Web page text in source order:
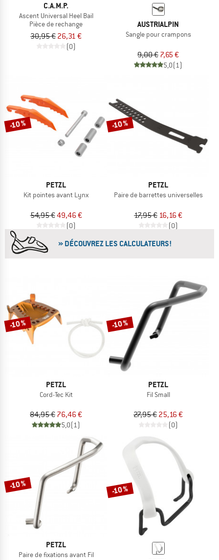
C.A.M.P.
Ascent Universal Heel Bail
Pièce de rechange
30,95 € 26,31 €
(0)
AUSTRIALPIN
Sangle pour crampons
9,00 € 7,65 €
5,0(1)
-10 %
PETZL
Kit pointes avant Lynx
54,95 €49,46 €
(0)
-10 %
PETZL
Paire de barrettes universelles
17,95 € 16,16 €
(0)
» DÉCOUVREZ LES CALCULATEURS!
-10 %
PETZL
Cord-Tec Kit
84,95 € 76,46 €
5,0(1)
-10 %
PETZL
Fil Small
27,95 € 25,16 €
(0)
-10 %
PETZL
Paire de fixations avant Fil
-10 %